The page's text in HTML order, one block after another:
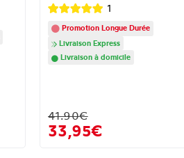
1
Promotion Longue Durée
Livraison Express
Livraison à domicile
41.90€
33,95€